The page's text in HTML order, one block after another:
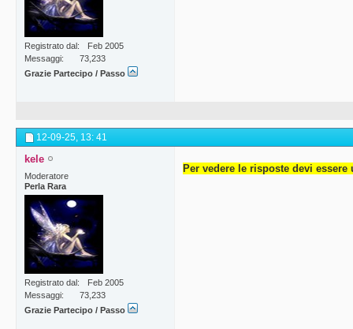
Registrato dal
Feb 2005
Messaggi
73,233
Grazie Partecipo / Passo
12-09-25, 13: 41
kele
Moderatore
Perla Rara
Registrato dal
Feb 2005
Messaggi
73,233
Grazie Partecipo / Passo
Per vedere le risposte devi